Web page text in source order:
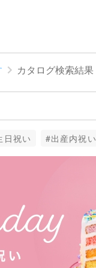
カタログ検索結果
日祝い #出産内祝い